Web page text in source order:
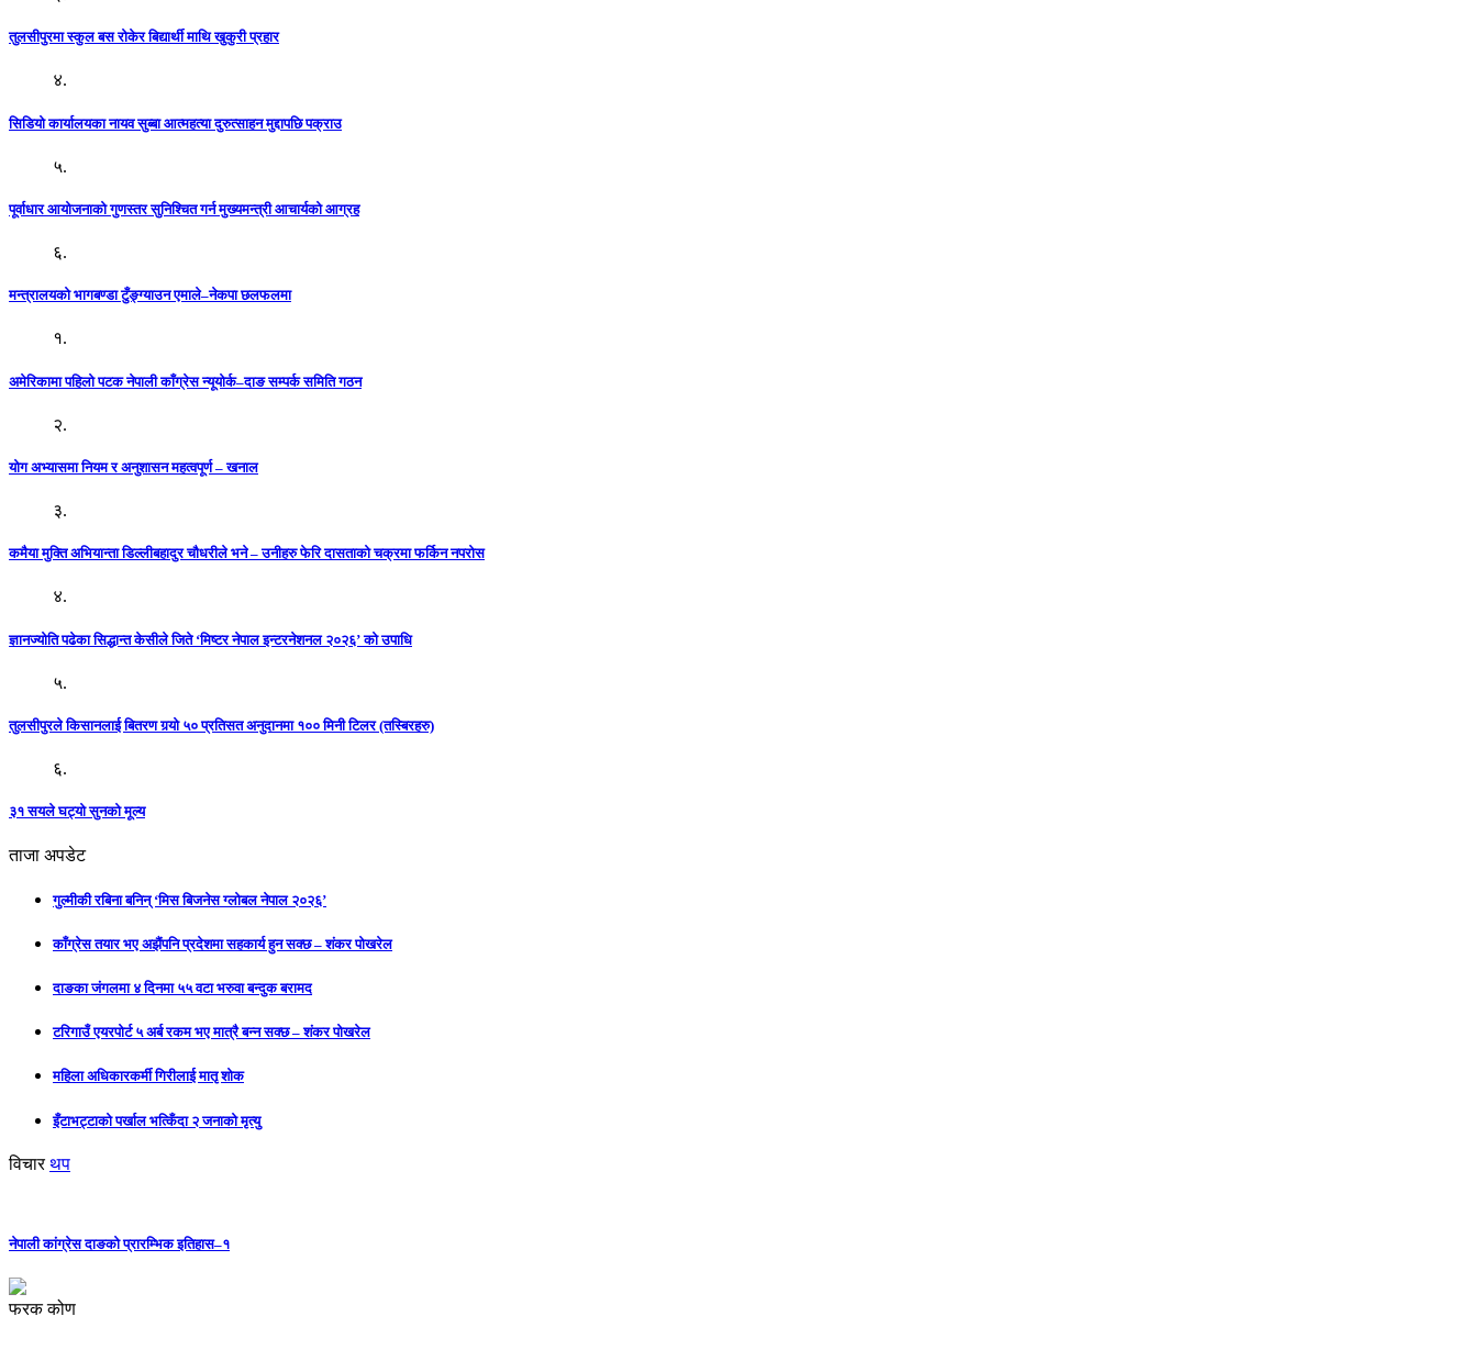
तुलसीपुरमा स्कुल बस रोकेर बिद्यार्थी माथि खुकुरी प्रहार
४.
सिडियो कार्यालयका नायव सुब्बा आत्महत्या दुरुत्साहन मुद्दापछि पक्राउ
५.
पूर्वाधार आयोजनाको गुणस्तर सुनिश्चित गर्न मुख्यमन्त्री आचार्यको आग्रह
६.
मन्त्रालयको भागबण्डा टुँङ्ग्याउन एमाले–नेकपा छलफलमा
१.
अमेरिकामा पहिलो पटक नेपाली काँग्रेस न्यूयोर्क–दाङ सम्पर्क समिति गठन
२.
योग अभ्यासमा नियम र अनुशासन महत्वपूर्ण – खनाल
३.
कमैया मुक्ति अभियान्ता डिल्लीबहादुर चौधरीले भने – उनीहरु फेरि दासताको चक्रमा फर्किन नपरोस
४.
ज्ञानज्योति पढेका सिद्धान्त केसीले जिते ‘मिष्टर नेपाल इन्टरनेशनल २०२६’ को उपाधि
५.
तुलसीपुरले किसानलाई बितरण गर्‍यो ५० प्रतिसत अनुदानमा १०० मिनी टिलर (तस्बिरहरु)
६.
३१ सयले घट्यो सुनको मूल्य
ताजा अपडेट
गुल्मीकी रबिना बनिन् ‘मिस बिजनेस ग्लोबल नेपाल २०२६’
काँग्रेस तयार भए अझैंपनि प्रदेशमा सहकार्य हुन सक्छ – शंकर पोखरेल
दाङका जंगलमा ४ दिनमा ५५ वटा भरुवा बन्दुक बरामद
टरिगाउँ एयरपोर्ट ५ अर्ब रकम भए मात्रै बन्न सक्छ – शंकर पोखरेल
महिला अधिकारकर्मी गिरीलाई मातृ शोक
इँटाभट्टाको पर्खाल भत्किँदा २ जनाको मृत्यु
विचार थप
नेपाली कांग्रेस दाङको प्रारम्भिक इतिहास–१
फरक कोण